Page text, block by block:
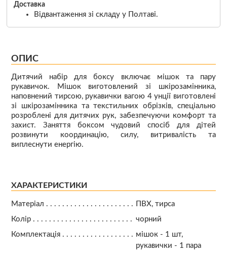
Доставка
Відвантаження зі складу у Полтаві.
ОПИС
Дитячий набір для боксу включає мішок та пару
рукавичок. Мішок виготовлений зі шкірозамінника,
наповнений тирсою, рукавички вагою 4 унції виготовлені
зі шкірозамінника та текстильних обрізків, спеціально
розроблені для дитячих рук, забезпечуючи комфорт та
захист. Заняття боксом чудовий спосіб для дітей
розвинути координацію, силу, витривалість та
виплеснути енергію.
ХАРАКТЕРИСТИКИ
Матеріал
ПВХ, тирса
Колір
чорний
Комплектація
мішок - 1 шт,
рукавички - 1 пара